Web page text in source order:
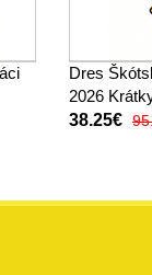
Dres
2026
38.25€